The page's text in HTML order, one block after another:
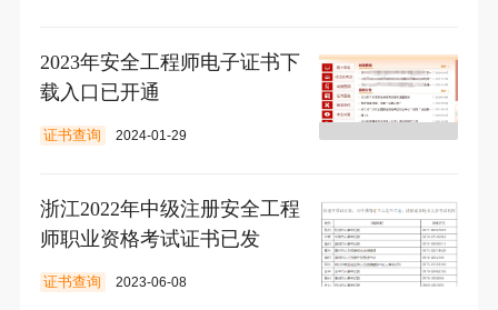
2023年安全工程师电子证书下
载入口已开通
证书查询 2024-01-29
浙江2022年中级注册安全工程
师职业资格考试证书已发
证书查询 2023-06-08